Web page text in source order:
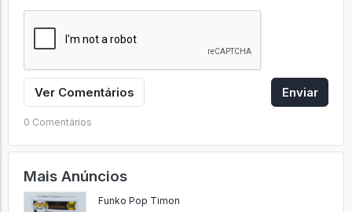
Ver Comentários Enviar
0 Comentários
Mais Anúncios
Funko Pop Timon